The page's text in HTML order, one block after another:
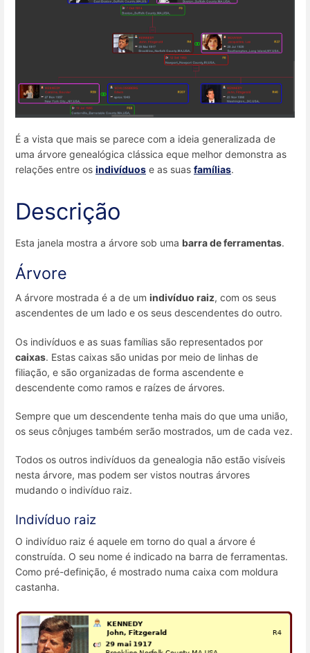
É a vista que mais se parece com a ideia generalizada de
uma árvore genealógica clássica eque melhor demonstra as
relações entre os indivíduos e as suas famílias.
Descrição
Esta janela mostra a árvore sob uma barra de ferramentas.
Árvore
A árvore mostrada é a de um indivíduo raiz, com os seus
ascendentes de um lado e os seus descendentes do outro.
Os indivíduos e as suas famílias são representados por
caixas. Estas caixas são unidas por meio de linhas de
filiação, e são organizadas de forma ascendente e
descendente como ramos e raízes de árvores.
Sempre que um descendente tenha mais do que uma união,
os seus cônjuges também serão mostrados, um de cada vez.
Todos os outros indivíduos da genealogia não estão visíveis
nesta árvore, mas podem ser vistos noutras árvores
mudando o indivíduo raiz.
Indivíduo raiz
O indivíduo raiz é aquele em torno do qual a árvore é
construída. O seu nome é indicado na barra de ferramentas.
Como pré-definição, é mostrado numa caixa com moldura
castanha.